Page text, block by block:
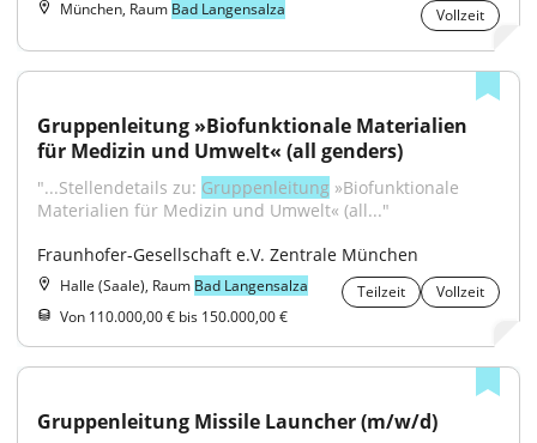
München, Raum Bad Langensalza Vollzeit
Gruppenleitung »Biofunktionale Materialien
für Medizin und Umwelt« (all genders)
"...Stellendetails zu: Gruppenleitung »Biofunktionale
Materialien für Medizin und Umwelt« (all..."
Fraunhofer-Gesellschaft e.V. Zentrale München
Halle (Saale), Raum Bad Langensalza Teilzeit
Vollzeit
Von 110.000,00 € bis 150.000,00 €
Gruppenleitung Missile Launcher (m/w/d)